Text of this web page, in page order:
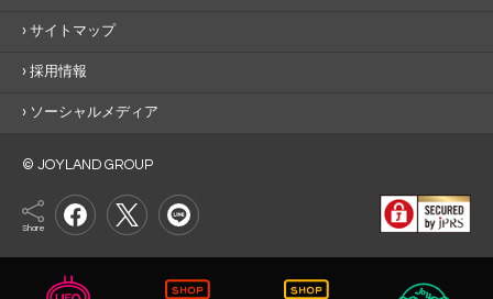
サイトマップ
採用情報
ソーシャルメディア
© JOYLAND GROUP
Share